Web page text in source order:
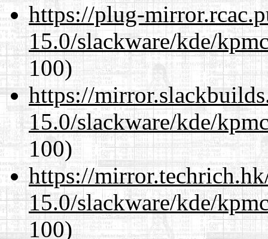
https://plug-
15.0/slackware/kde/
100)
https://
15.0/slackware/kde/
100)
https://
15.0/slackware/kde/
100)